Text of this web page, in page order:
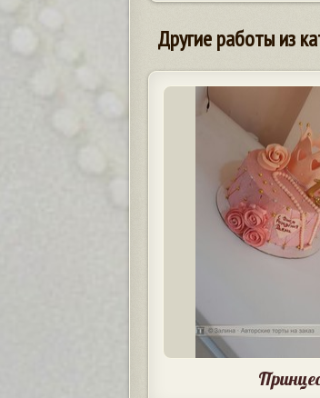
Другие работы из